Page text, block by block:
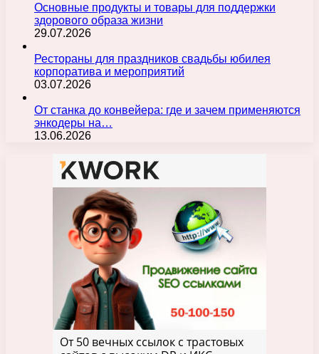
Основные продукты и товары для поддержки
здорового образа жизни
29.07.2026
Рестораны для праздников свадьбы юбилея
корпоратива и мероприятий
03.07.2026
От станка до конвейера: где и зачем применяются
энкодеры на…
13.06.2026